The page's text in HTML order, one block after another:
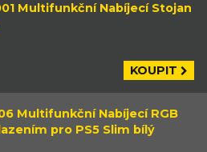
Multifunkční Nabíjecí Stojan
KOUPIT
Multifunkční Nabíjecí RGB
pro PS5 Slim bílý